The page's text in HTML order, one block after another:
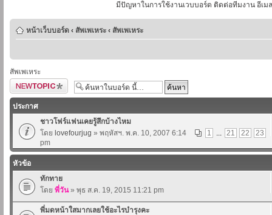
มีปัญหาในการใช้งานเวบบอร์ด ติดต่อทีมงาน อีเม
หน้าเว็บบอร์ด ‹ สัพเพเหระ ‹ สัพเพเหระ
สัพเพเหระ
ตั้งกระทู้ใหม่
ประกาศ
ชาวโฟร์แฟนเคยรู้สึกบ้างไหม
1
... 21 22 23
โดย lovefourjug » พฤหัสฯ. พ.ค. 10, 2007 6:14
pm
หัวข้อ
ทักทาย
โดย พี่วัน» พุธ ส.ค. 19, 2015 11:21 pm
พี่มดหน้าใสมากเลยใช้อะไรบำรุงคะ